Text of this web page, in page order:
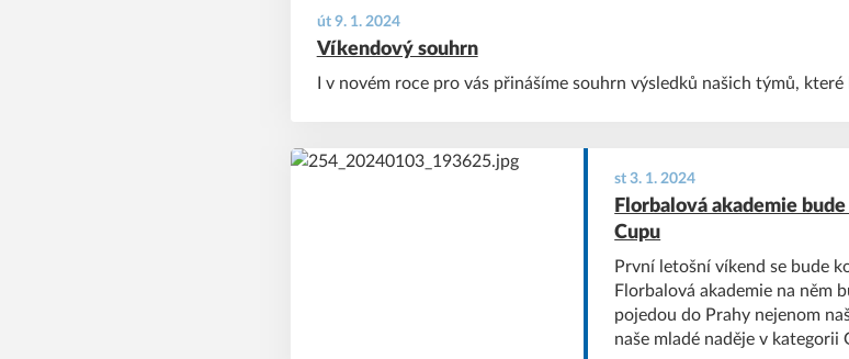
út 9. 1. 2024
Víkendový souhrn
I v novém roce pro vás přinášíme souhrn výsledků našich týmů,
st 3. 1. 2024
Florbalová akademie
Cupu
První letošní víkend se bude
Florbalová akademie na něm
pojedou do Prahy nejenom
naše mladé naděje v kategorii